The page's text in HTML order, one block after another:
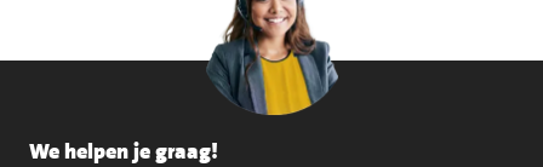
We helpen je graag!